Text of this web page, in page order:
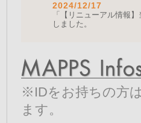
2024/12/17
「【リニューアル情報
しました。
※IDをお持ちの方
ます。